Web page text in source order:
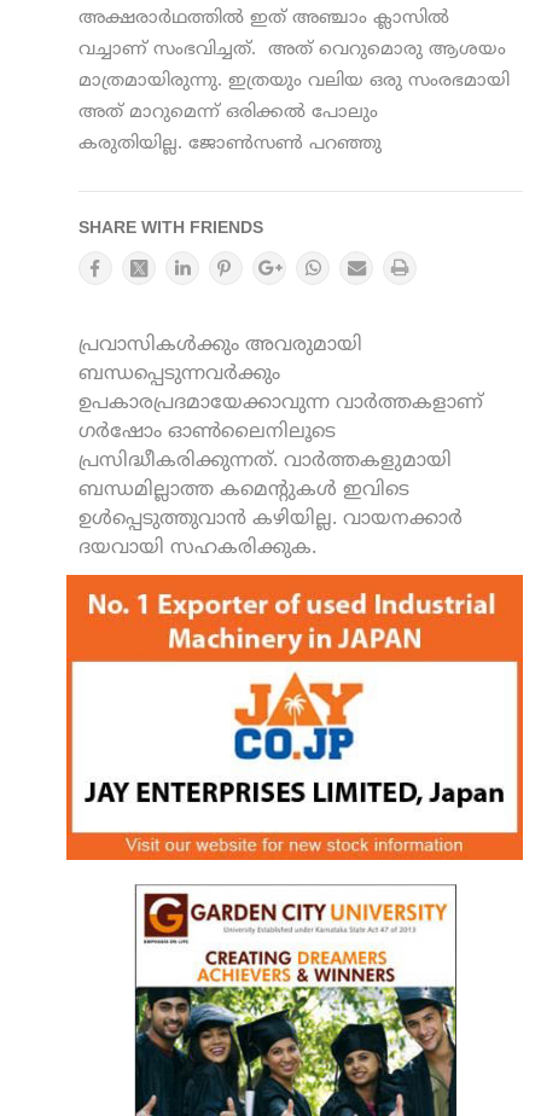
അക്ഷരാര്‍ഥത്തില്‍ ഇത് അഞ്ചാം ക്ലാസില്‍
വച്ചാണ് സംഭവിച്ചത്. അത് വെറുമൊരു ആശയം
മാത്രമായിരുന്നു. ഇത്രയും വലിയ ഒരു സംരഭമായി
അത് മാറുമെന്ന് ഒരിക്കല്‍ പോലും
കരുതിയില്ല. ജോണ്‍സണ്‍ പറഞ്ഞു
SHARE WITH FRIENDS
പ്രവാസികൾക്കും അവരുമായി
ബന്ധപ്പെടുന്നവർക്കും
ഉപകാരപ്രദമായേക്കാവുന്ന വാർത്തകളാണ്
ഗർഷോം ഓൺലൈനിലൂടെ
പ്രസിദ്ധീകരിക്കുന്നത്. വാർത്തകളുമായി
ബന്ധമില്ലാത്ത കമെന്റുകൾ ഇവിടെ
ഉൾപ്പെടുത്തുവാൻ കഴിയില്ല. വായനക്കാർ
ദയവായി സഹകരിക്കുക.